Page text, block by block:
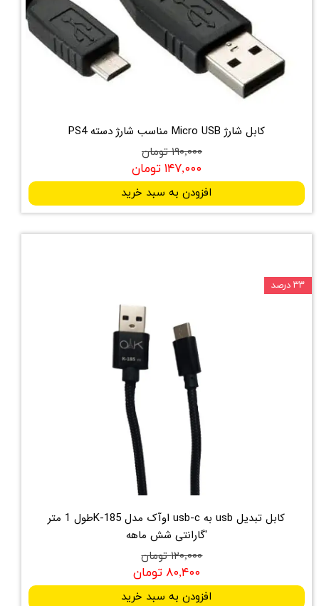
کابل شارژ Micro USB مناسب شارژ دسته PS4
۱۹۰,۰۰۰ تومان
۱۴۷,۰۰۰ تومان
افزودن به سبد خرید
کابل تبدیل usb به usb-c اوآک مدل K-185طول 1 متر
'گارانتی شش ماهه
۱۲۰,۰۰۰ تومان
۸۰,۴۰۰ تومان
افزودن به سبد خرید
۳۳ درصد